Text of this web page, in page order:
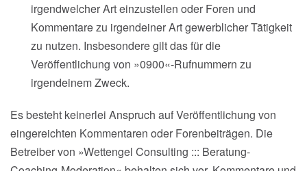
irgendwelcher Art einzustellen oder Foren und
Kommentare zu irgendeiner Art gewerblicher Tätigkeit
zu nutzen. Insbesondere gilt das für die
Veröffentlichung von »0900«-Rufnummern zu
irgendeinem Zweck.
Es besteht keinerlei Anspruch auf Veröffentlichung von
eingereichten Kommentaren oder Forenbeiträgen. Die
Betreiber von »Wettengel Consulting ::: Beratung-